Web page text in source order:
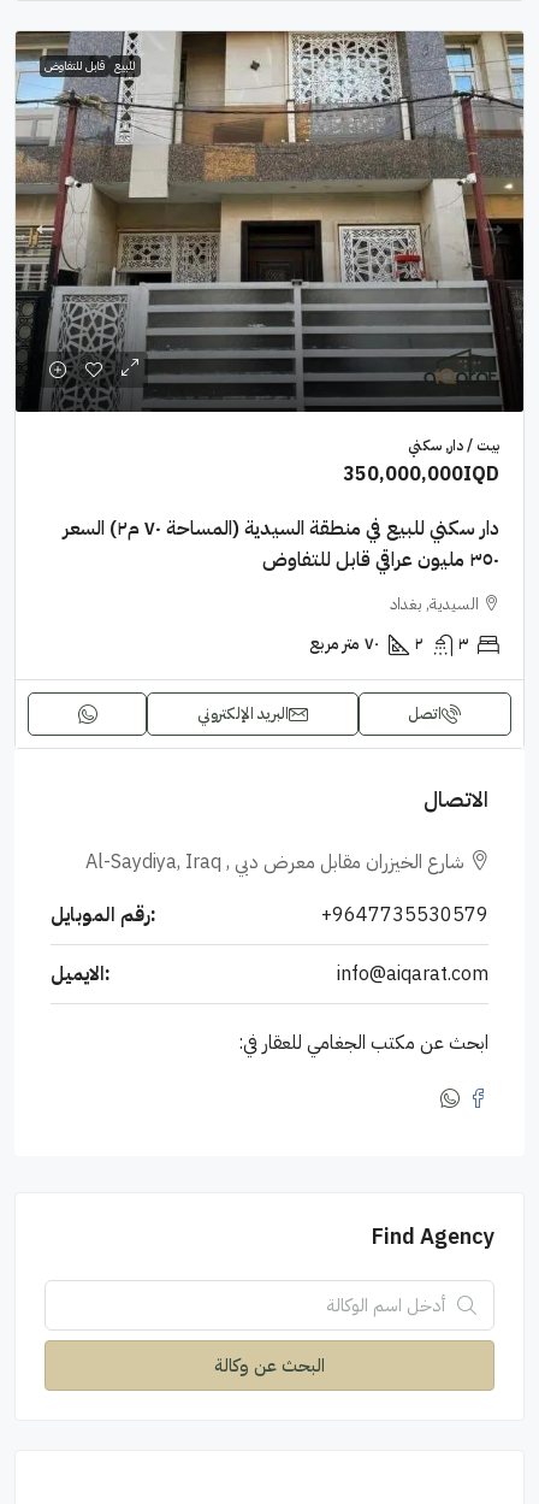
للبيع قابل للتفاوض
بيت / دار, سكني
350,000,000IQD
دار سكني للبيع في منطقة السيدية (المساحة ٧٠ م٢) السعر
٣٥٠ مليون عراقي قابل للتفاوض
السيدية, بغداد
٣ ٢ ٧٠ متر مربع
اتصل البريد الإلكتروني
الاتصال
شارع الخيزران مقابل معرض دبي , Al-Saydiya, Iraq
رقم الموبايل:
+9647735530579
الايميل: info@aiqarat.com
ابحث عن مكتب الجغامي للعقار في:
Find Agency
البحث عن وكالة